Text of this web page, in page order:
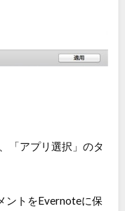
「アプリ選択」のタ
ントをEvernoteに保